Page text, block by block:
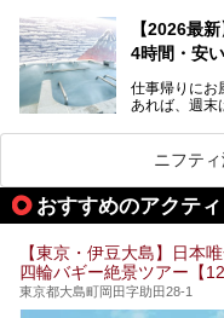
を旅の目的
ど、自分の
魅力です。
最近では、男
い個室サウナ
ら、特にお
してみてくだ
【2026最
4時間・安
仕事帰りにお
あれば、週末
また、終電
る場所があ
しょうか。
そこで本記事
24時間営業で
い施設、デー
が充実した施
ださい。
ニフテ
おすすめのアクテ
【東京・伊豆大島】日本
四輪バギー絶景ツアー【
東京都大島町岡田字助田28-1